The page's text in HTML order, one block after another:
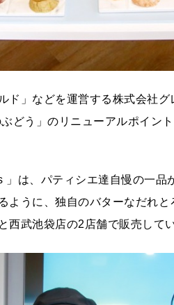
ド」などを運営する株式会社
どう」のリニューアルポイン
」は、パティシエ達自慢の一品
ように、独自のバターなだれ
西武池袋店の2店舗で販売してい